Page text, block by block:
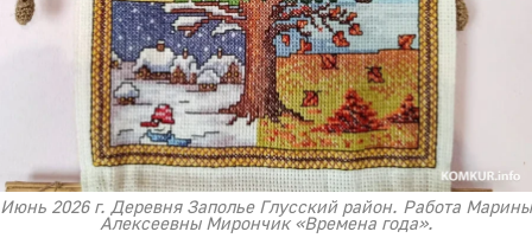
Июнь 2026 г. Деревня Заполье Глусский район. Работа Марины
Алексеевны Мирончик «Времена года».